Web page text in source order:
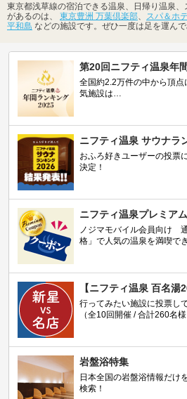
東京都浅草線の宿泊できる温泉、日帰り温泉
があるのは、 東京豊洲 万葉倶楽部 スパ＆ホ
平和島 などの施設です。ぜひ一度は足を運んで
第20回ニフティ温泉年
全国約2.2万件の中から頂
気施設は…
ニフティ温泉 サウナラ
おふろ好きユーザーの投票
決定！
ニフティ温泉プレミア
ノジマモバイル会員向け
格」で人気の温泉を満喫で
【ニフティ温泉 百名湯
行ってみたい施設に投票し
（全10回開催 / 合計260名様
岩盤浴特集
日本全国の岩盤浴情報だけ
検索！